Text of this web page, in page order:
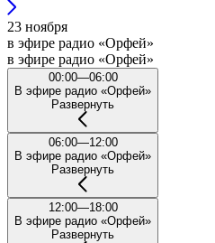
23 ноября
в эфире радио «Орфей»
в эфире радио «Орфей»
00:00—06:00
В эфире радио «Орфей»
Развернуть
06:00—12:00
В эфире радио «Орфей»
Развернуть
12:00—18:00
В эфире радио «Орфей»
Развернуть